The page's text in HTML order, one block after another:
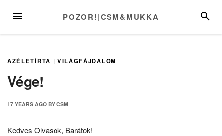
MENU POZOR!|CSM&MUKKA
AZÉLETÍRTA | VILÁGFÁJDALOM
Vége!
17 YEARS AGO BY CSM
Kedves Olvasók, Barátok!